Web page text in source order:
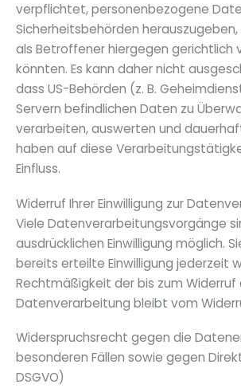
verpflichtet, personenbezogene
Sicherheitsbehörden herauszugeben,
als Betroffener hiergegen gerichtlich
könnten. Es kann daher nicht
dass US-Behörden (z. B.
Servern befindlichen Daten zu
verarbeiten, auswerten und
haben auf diese
Einfluss.
Widerruf Ihrer Einwilligung zur
Viele Datenverarbeitungsvorgänge
ausdrücklichen Einwilligung möglich.
bereits erteilte Einwilligung jederzeit
Rechtmäßigkeit der bis zum
Datenverarbeitung bleibt vom
Widerspruchsrecht gegen die
besonderen Fällen sowie gegen
DSGVO)